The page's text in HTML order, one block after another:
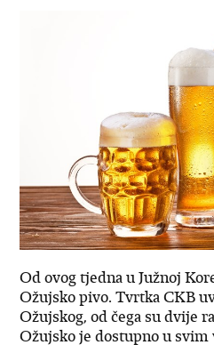
Od ovog tjedna u Južnoj
Ožujsko pivo. Tvrtka CKB
Ožujskog, od čega su dvije
Ožujsko je dostupno u